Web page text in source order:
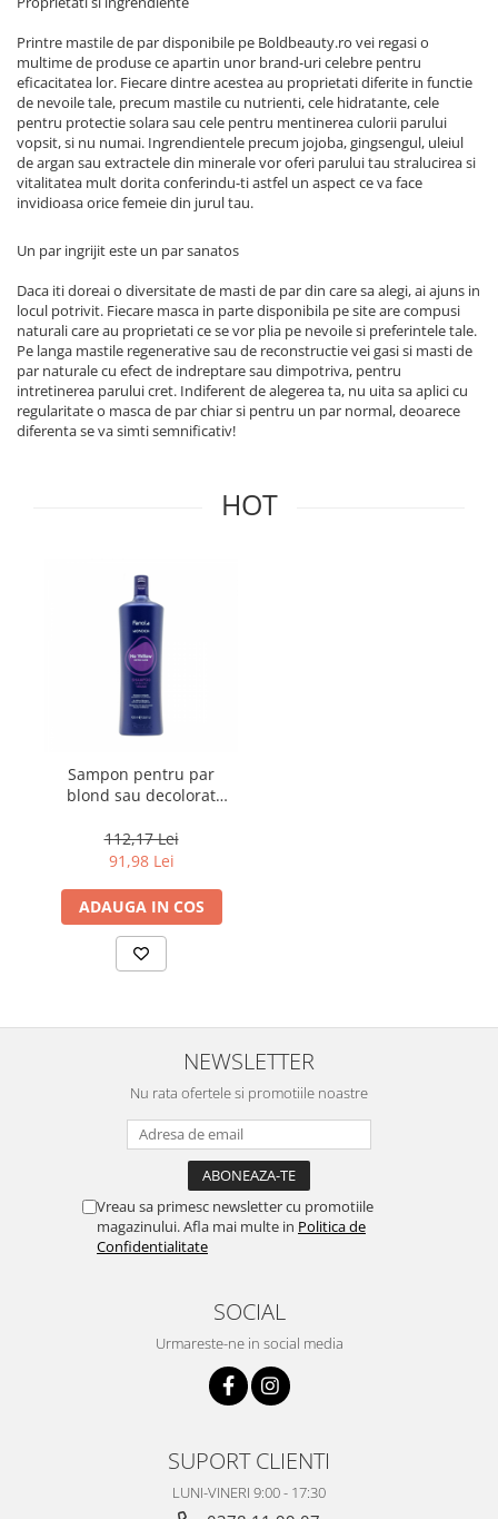
Printre mastile de par disponibile pe Boldbeauty.ro vei regasi o
multime de produse ce apartin unor brand-uri celebre pentru
eficacitatea lor. Fiecare dintre acestea au proprietati diferite in functie
de nevoile tale, precum mastile cu nutrienti, cele hidratante, cele
pentru protectie solara sau cele pentru mentinerea culorii parului
vopsit, si nu numai. Ingrendientele precum jojoba, gingsengul, uleiul
de argan sau extractele din minerale vor oferi parului tau stralucirea si
vitalitatea mult dorita conferindu-ti astfel un aspect ce va face
invidioasa orice femeie din jurul tau.
Un par ingrijit este un par sanatos
Daca iti doreai o diversitate de masti de par din care sa alegi, ai ajuns in
locul potrivit. Fiecare masca in parte disponibila pe site are compusi
naturali care au proprietati ce se vor plia pe nevoile si preferintele tale.
Pe langa mastile regenerative sau de reconstructie vei gasi si masti de
par naturale cu efect de indreptare sau dimpotriva, pentru
intretinerea parului cret. Indiferent de alegerea ta, nu uita sa aplici cu
regularitate o masca de par chiar si pentru un par normal, deoarece
diferenta se va simti semnificativ!
HOT
Sampon pentru par
blond sau decolorat
Yellow, 1000 ml
112,17 Lei
91,98 Lei
ADAUGA IN COS
NEWSLETTER
Nu rata ofertele si promotiile noastre
Vreau sa primesc newsletter cu promotiile
magazinului. Afla mai multe in Politica de
Confidentialitate
SOCIAL
Urmareste-ne in social media
SUPORT CLIENTI
LUNI-VINERI 9:00 - 17:30